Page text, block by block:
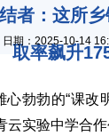
者：这所
取率飙升
期： 2025-10-14
勃勃的“课改
云实验中学合